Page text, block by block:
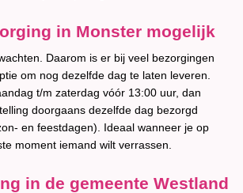
in Monster mogelijk
Daarom is er bij veel bezorgingen
om nog dezelfde dag te laten leveren.
t/m zaterdag vóór 13:00 uur, dan
doorgaans dezelfde dag bezorgd
en feestdagen). Ideaal wanneer je op
moment iemand wilt verrassen.
in de gemeente Westland